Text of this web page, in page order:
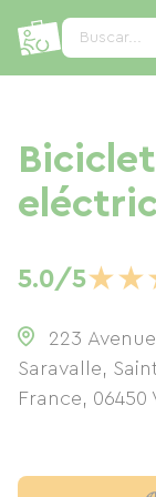
Buscar...
5.0/5★★
223
Saravalle,
France, 06450
Panel de